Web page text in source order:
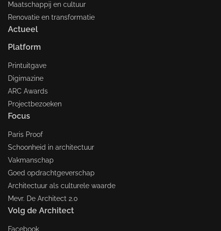
Maatschappij en cultuur
Renovatie en transformatie
Actueel
Platform
Printuitgave
Digimazine
ARC Awards
Projectbezoeken
Focus
Paris Proof
Schoonheid in architectuur
Vakmanschap
Goed opdrachtgeverschap
Architectuur als culturele waarde
Mevr. De Architect 2.0
Volg de Architect
Facebook